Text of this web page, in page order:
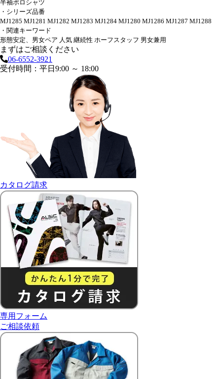
半袖ポロシャツ
・シリーズ品番
MJ1285 MJ1281 MJ1282 MJ1283 MJ1284 MJ1280 MJ1286 MJ1287 MJ1288
・関連キーワード
形態安定、男女ペア 人気 継続性 ホーフスタッフ 男女兼用
まずはご相談ください
06-6552-3921
受付時間：平日9:00 ～ 18:00
カタログ請求
専用フォーム
ご相談依頼